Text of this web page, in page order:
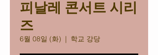
피날레 콘서트 시리
즈
6월 08일 (화)
  |
학교 강당